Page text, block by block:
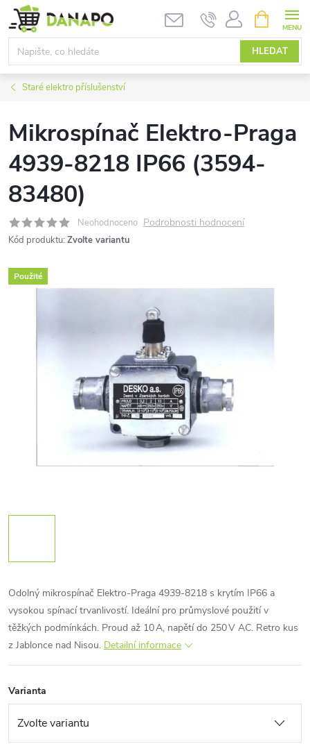
Přejít
na
obsah
HLEDAT
NÁKUPNÍ
KOŠÍK
Staré elektro příslušenství
Mikrospínač Elektro-Praga
4939-8218 IP66 (3594-
83480)
Neohodnoceno Podrobnosti hodnocení
Kód produktu: Zvolte variantu
Použité
Odolný mikrospínač Elektro-Praga 4939-8218 s krytím IP66 a
vysokou spínací trvanlivostí. Ideální pro průmyslové použití v
těžkých podmínkách. Proud až 10 A, napětí do 250 V AC. Retro kus
z Jablonce nad Nisou. Detailní informace
Varianta